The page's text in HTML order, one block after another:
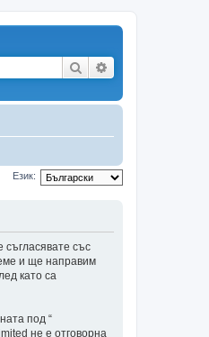
Търсене
Език:
съгласявате със
и ще направим
като са
под “
не е отговорна